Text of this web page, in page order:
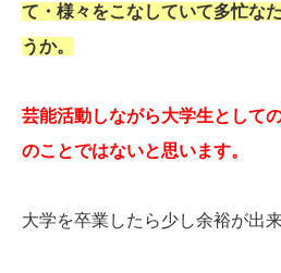
て・様々をこなしていて多忙な
うか。
芸能活動しながら大学生として
のことではないと思います。
大学を卒業したら少し余裕が出